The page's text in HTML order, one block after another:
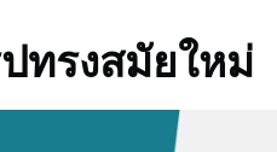
ทรงสมัยใหม่